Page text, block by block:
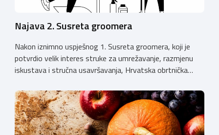
Najava 2. Susreta groomera
Nakon iznimno uspješnog 1. Susreta groomera, koji je
potvrdio velik interes struke za umrežavanje, razmjenu
iskustava i stručna usavršavanja, Hrvatska obrtnička
održati 12. rujna u Kongresnom centru na Zagrebačkom
velesajmu. Susret će i ove godine okupiti groomere,
stručnjake i zaljubljenike u njegu pasa iz cijele Hrvatske,
[…]